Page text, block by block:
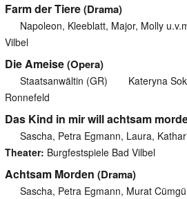
Farm der Tiere(Drama)
Napoleon, Kleeblatt, Major, Molly
Vilbel
Die Ameise(Opera)
Staatsanwältin (GR) Kateryna
Ronnefeld
Das Kind in mir will achtsam
Sascha, Petra Egmann, Laura,
Theater: Burgfestspiele Bad Vilbel
Achtsam Morden (Drama)
Sascha, Petra Egmann, Murat